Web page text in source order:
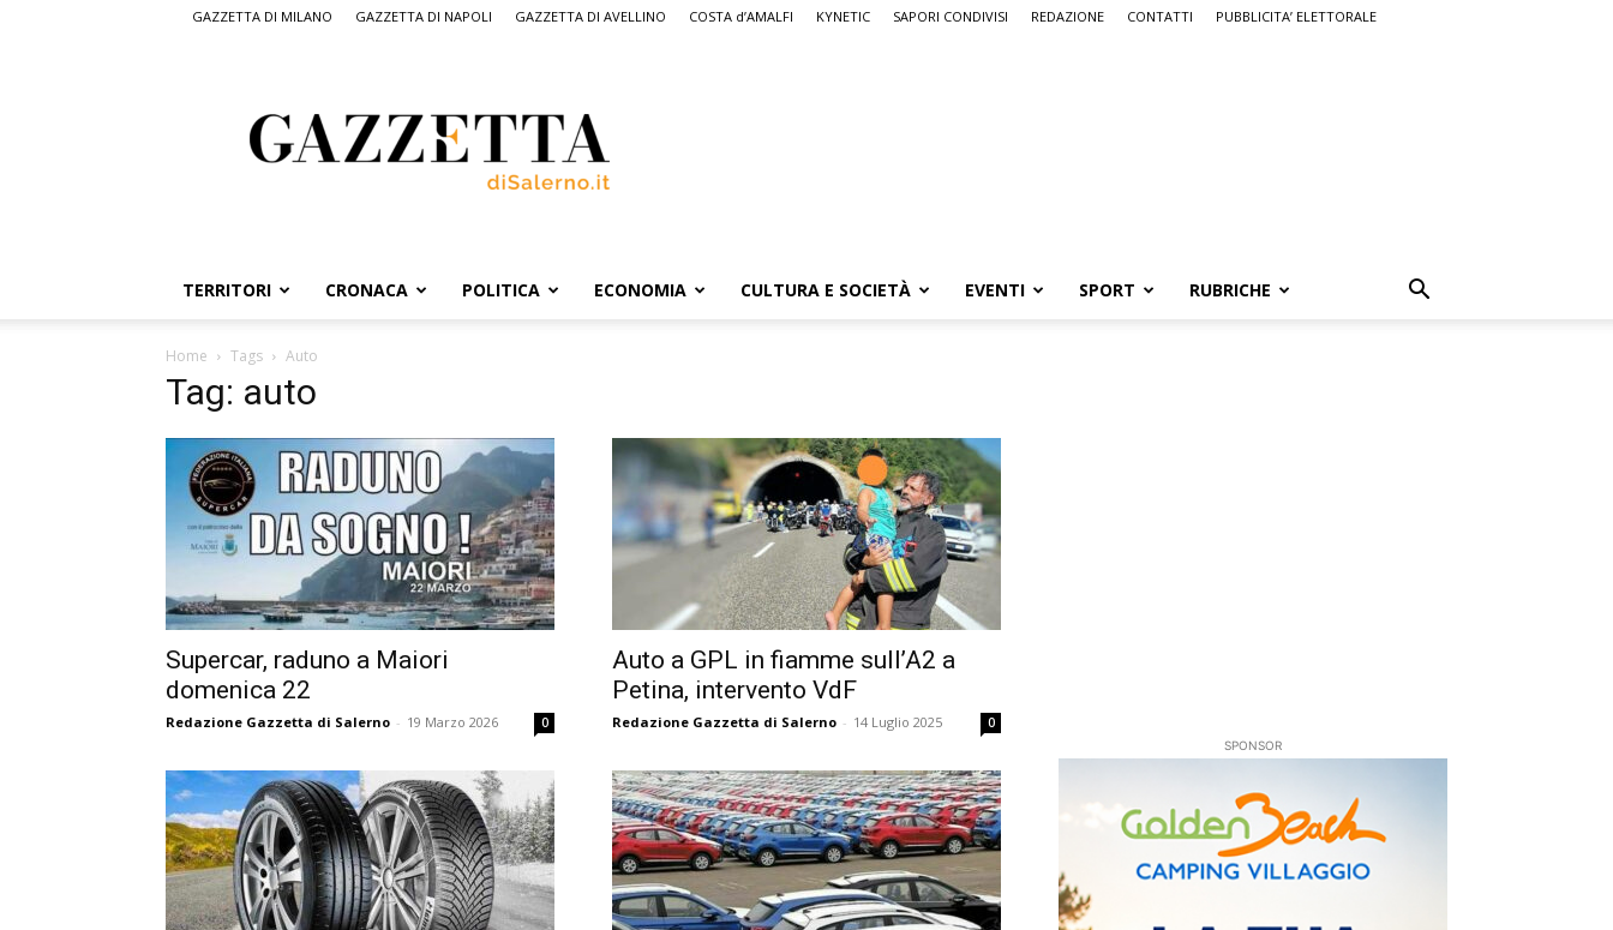
GAZZETTA DI MILANO GAZZETTA DI NAPOLI GAZZETTA DI AVELLINO COSTA d’AMALFI KYNETIC SAPORI CONDIVISI REDAZIONE CONTATTI PUBBLICITA’ ELETTORALE
Salerno,
il
quotidiano
Salerno
TERRITORI CRONACA POLITICA ECONOMIA CULTURA E SOCIETÀ EVENTI SPORT RUBRICHE
Home Tags Auto
Tag: auto
Supercar, raduno a Maiori
domenica 22
Redazione Gazzetta di Salerno - 19 Marzo 2026 0
Auto a GPL in fiamme sull’A2 a
Petina, intervento VdF
Redazione Gazzetta di Salerno - 14 Luglio 2025 0
SPONSOR